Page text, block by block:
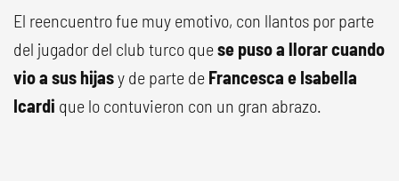
El reencuentro fue muy emotivo, con llantos por parte
del jugador del club turco quese puso a llorar cuando
vio a sus hijasy de parte de Francesca e Isabella
Icardi que lo contuvieron con un gran abrazo.